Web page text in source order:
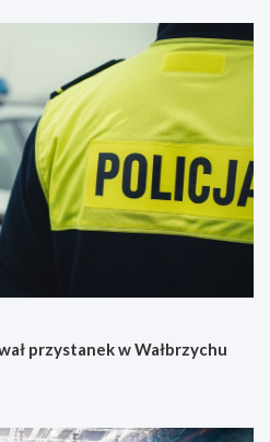
przystanek w Wałbrzychu